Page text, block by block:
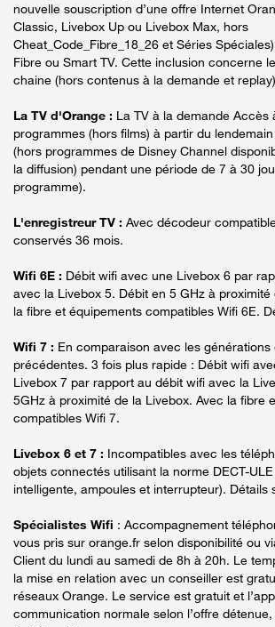
nouvelle souscription d’une offre Internet
Classic, Livebox Up ou Livebox Max, hors
Cheat_Code_Fibre_18_26 et Séries
Fibre ou Smart TV. Cette inclusion concerne
chaine (hors contenus à la demande et
La TV d'Orange : La TV à la demande Accès
programmes (hors films) à partir du
(hors programmes de Disney Channel
la diffusion) pendant une période de 7 à 30
programme).
L'enregistreur TV : Avec décodeur
conservés 36 mois.
Wifi 6E : Débit wifi avec une Livebox 6 par
avec la Livebox 5. Débit en 5 GHz à proximité
la fibre et équipements compatibles Wifi 6E.
Wifi 7 : En comparaison avec les générations
précédentes. 3 fois plus rapide : Débit wifi
Livebox 7 par rapport au débit wifi avec la
5GHz à proximité de la Livebox. Avec la fibre
compatibles Wifi 7.
Livebox 6 et 7 : Incompatibles avec les
objets connectés utilisant la norme DECT-
intelligente, ampoules et interrupteur). Détails
Spécialistes Wifi : Accompagnement
vous pris sur orange.fr selon disponibilité ou
Client du lundi au samedi de 8h à 20h. Le
la mise en relation avec un conseiller est
réseaux Orange. Le service est gratuit et
communication normale selon l’offre